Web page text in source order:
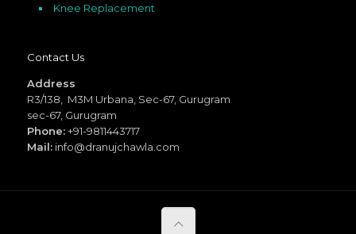
Knee Replacement
Contact Us
Address
R3/138, M3M Urbana, Sec-67, Gurugram
sec-67, Gurugram
Phone:+91-9811443717
Mail:info@dranujchawla.com